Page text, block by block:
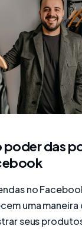
das
no
uma
seus